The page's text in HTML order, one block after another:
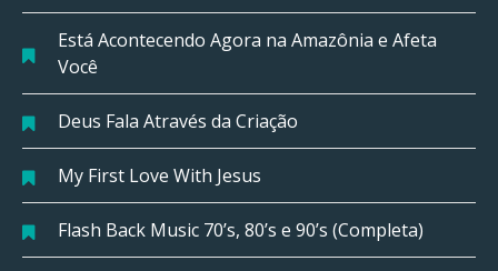
Está Acontecendo Agora na Amazônia e Afeta
Você
Deus Fala Através da Criação
My First Love With Jesus
Flash Back Music 70’s, 80’s e 90’s (Completa)